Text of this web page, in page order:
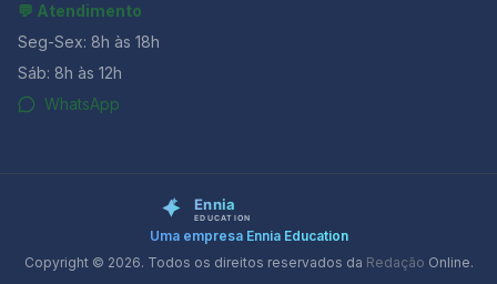
💬 Atendimento
Seg-Sex: 8h às 18h
Sáb: 8h às 12h
WhatsApp
Uma empresa Ennia Education
Copyright © 2026. Todos os direitos reservados da Redação Online.